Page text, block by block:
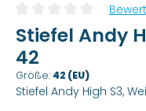
Durchschnittliche
Stiefel Andy
42
Größe: 42 (EU)
Stiefel Andy High S3,